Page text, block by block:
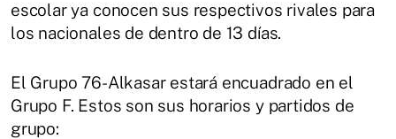
escolar ya conocen sus respectivos rivales para
los nacionales de dentro de 13 días.
El Grupo 76-Alkasar estará encuadrado en el
Grupo F. Estos son sus horarios y partidos de
grupo: